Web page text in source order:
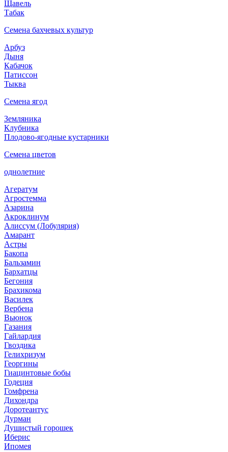
Щавель
Табак
Семена бахчевых культур
Арбуз
Дыня
Кабачок
Патиссон
Тыква
Семена ягод
Земляника
Клубника
Плодово-ягодные кустарники
Семена цветов
однолетние
Агератум
Агростемма
Азарина
Акроклинум
Алиссум (Лобулярия)
Амарант
Астры
Бакопа
Бальзамин
Бархатцы
Бегония
Брахикома
Василек
Вербена
Вьюнок
Газания
Гайлардия
Гвоздика
Гелихризум
Георгины
Гиацинтовые бобы
Годеция
Гомфрена
Дихондра
Доротеантус
Дурман
Душистый горошек
Иберис
Ипомея